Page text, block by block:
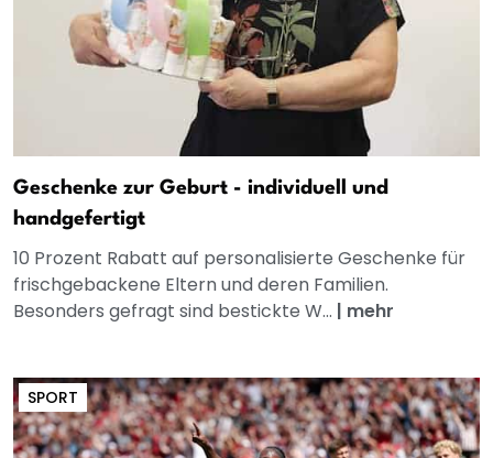
Geschenke zur Geburt - individuell und
handgefertigt
10 Prozent Rabatt auf personalisierte Geschenke für
frischgebackene Eltern und deren Familien.
Besonders gefragt sind bestickte W... | mehr
SPORT